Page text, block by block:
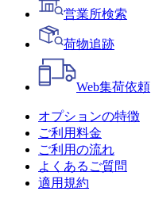
営業所検索
荷物追跡
Web集荷依頼
オプションの特徴
ご利用料金
ご利用の流れ
よくあるご質問
適用規約